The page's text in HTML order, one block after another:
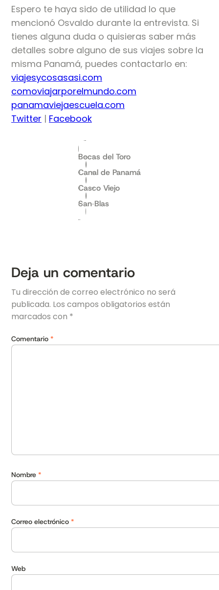
Espero te haya sido de utilidad lo que
mencionó Osvaldo durante la entrevista. Si
tienes alguna duda o quisieras saber más
detalles sobre alguno de sus viajes sobre la
misma Panamá, puedes contactarlo en:
viajesycosasasi.com
comoviajarporelmundo.com
panamaviejaescuela.com
Twitter | Facebook
Bocas del Toro
Canal de Panamá
Casco Viejo
San Blas
Deja un comentario
Tu dirección de correo electrónico no será
publicada. Los campos obligatorios están
marcados con *
Comentario *
Nombre *
Correo electrónico *
Web